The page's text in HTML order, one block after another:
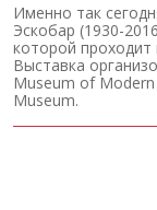
Именно так
Эскобар (1930-
которой
Выставка
Museum of
Museum.